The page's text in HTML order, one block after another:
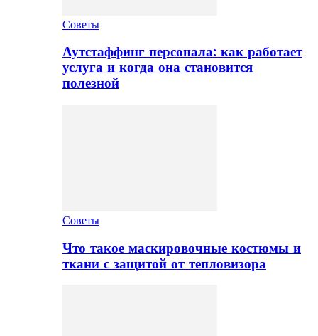
Советы
Аутстаффинг персонала: как работает
услуга и когда она становится
полезной
Советы
Что такое маскировочные костюмы и
ткани с защитой от тепловизора